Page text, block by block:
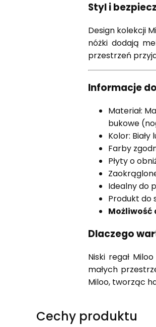
Styl i
Design kolekcji
nóżki dodają
przestrzeń
Informacje
Materiał:
bukowe
Kolor:
Farby
Płyty o
Idealny do
Produkt do
Możliwość
Dlaczego
Niski regał
małych
Miloo, tworząc
Cechy produktu